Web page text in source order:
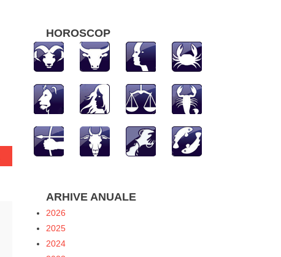
WhatsApp
HOROSCOP
ARHIVE ANUALE
2026
2025
2024